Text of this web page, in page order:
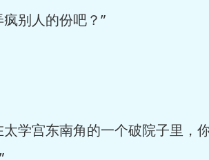
别人的份吧？”
宫东南角的一个破院子里，